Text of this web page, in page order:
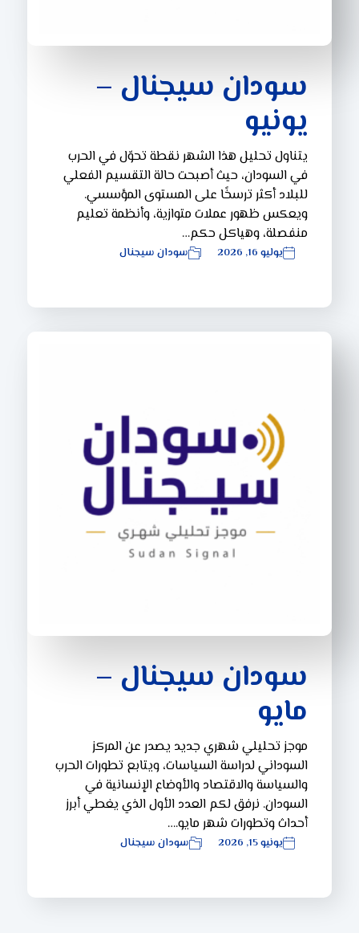
سودان سيجنال –
يونيو
يتناول تحليل هذا الشهر نقطة تحوّل في الحرب
في السودان، حيث أصبحت حالة التقسيم الفعلي
للبلاد أكثر ترسخًا على المستوى المؤسسي.
ويعكس ظهور عملات متوازية، وأنظمة تعليم
منفصلة، وهياكل حكم…
يوليو 16, 2026 سودان سيجنال
سودان سيجنال –
مايو
موجز تحليلي شهري جديد يصدر عن المركز
السوداني لدراسة السياسات، ويتابع تطورات الحرب
والسياسة والاقتصاد والأوضاع الإنسانية في
السودان. نرفق لكم العدد الأول الذي يغطي أبرز
أحداث وتطورات شهر مايو.…
يونيو 15, 2026 سودان سيجنال